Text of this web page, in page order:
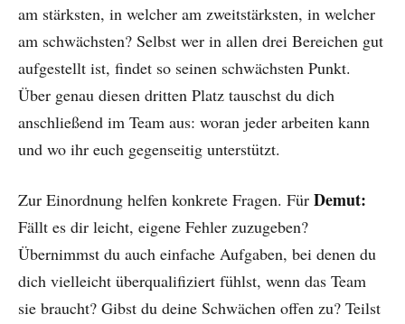
am stärksten, in welcher am zweitstärksten, in welcher
am schwächsten? Selbst wer in allen drei Bereichen gut
aufgestellt ist, findet so seinen schwächsten Punkt.
Über genau diesen dritten Platz tauschst du dich
anschließend im Team aus: woran jeder arbeiten kann
und wo ihr euch gegenseitig unterstützt.
Zur Einordnung helfen konkrete Fragen. Für Demut:
Fällt es dir leicht, eigene Fehler zuzugeben?
Übernimmst du auch einfache Aufgaben, bei denen du
dich vielleicht überqualifiziert fühlst, wenn das Team
sie braucht? Gibst du deine Schwächen offen zu? Teilst